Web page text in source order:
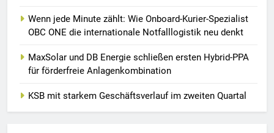
Wenn jede Minute zählt: Wie Onboard-Kurier-Spezialist
OBC ONE die internationale Notfalllogistik neu denkt
MaxSolar und DB Energie schließen ersten Hybrid-PPA
für förderfreie Anlagenkombination
KSB mit starkem Geschäftsverlauf im zweiten Quartal